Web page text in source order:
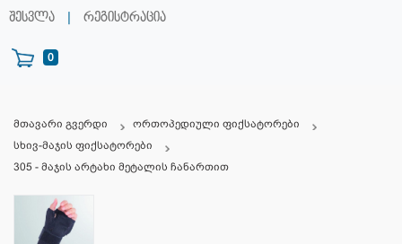
შესვლა | რეგისტრაცია
0
მთავარი გვერდი
ორთოპედიული ფიქსატორები
სხივ-მაჯის ფიქსატორები
305 - მაჯის არტახი მეტალის ჩანართით